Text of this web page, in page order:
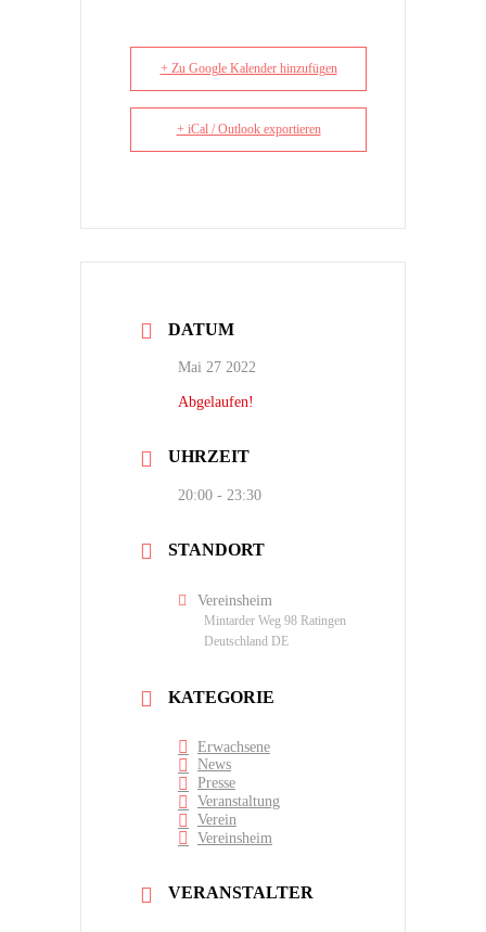
+ Zu Google Kalender hinzufügen
+ iCal / Outlook exportieren
DATUM
Mai 27 2022
Abgelaufen!
UHRZEIT
20:00 - 23:30
STANDORT
Vereinsheim
Mintarder Weg 98 Ratingen
Deutschland DE
KATEGORIE
Erwachsene
News
Presse
Veranstaltung
Verein
Vereinsheim
VERANSTALTER